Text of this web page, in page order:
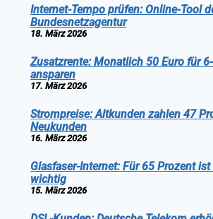
Internet-Tempo prüfen: Online-Tool
Bundesnetzagentur
18. März 2026
Zusatzrente: Monatlich 50 Euro für
ansparen
17. März 2026
Strompreise: Altkunden zahlen 47
Neukunden
16. März 2026
Glasfaser-Internet: Für 65 Prozent
wichtig
15. März 2026